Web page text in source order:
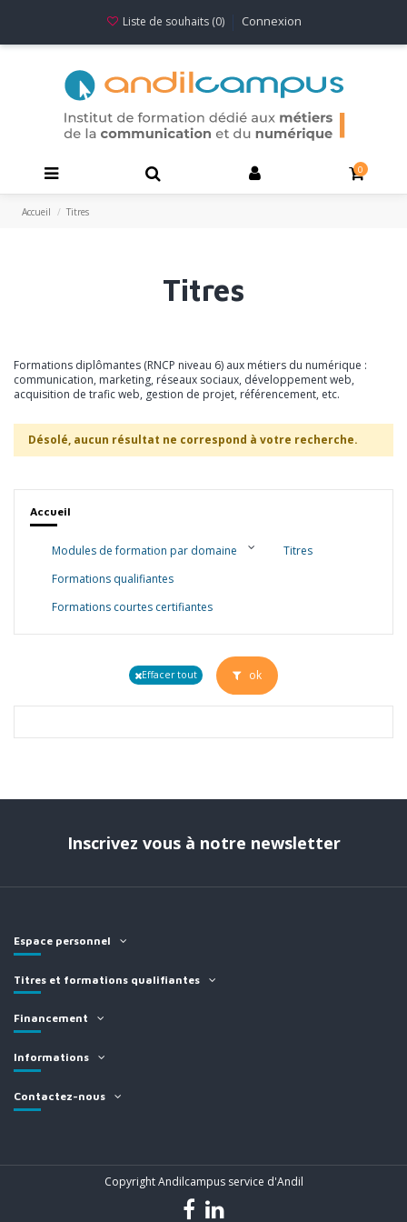
Liste de souhaits (0) Connexion
0
Accueil Titres
Titres
Formations diplômantes (RNCP niveau 6) aux métiers du numérique :
communication, marketing, réseaux sociaux, développement web,
acquisition de trafic web, gestion de projet, référencement, etc.
Désolé, aucun résultat ne correspond à votre recherche.
Accueil
Modules de formation par domaine
Titres
Formations qualifiantes
Formations courtes certifiantes
Effacer tout ok
Inscrivez vous à notre newsletter
Espace personnel
Titres et formations qualifiantes
Financement
Informations
Contactez-nous
Copyright Andilcampus service d'Andil